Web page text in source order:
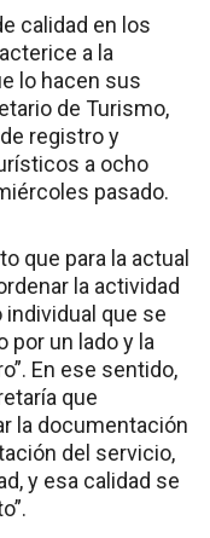
calidad en los
a la
lo hacen sus
de Turismo,
registro y
a ocho
pasado.
que para la actual
la actividad
que se
por un lado y la
En ese sentido,
que
la documentación
del servicio,
y esa calidad se